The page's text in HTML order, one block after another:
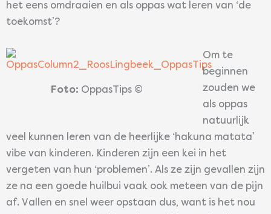
het eens omdraaien en als oppas wat leren van ‘de
toekomst’?
Foto: OppasTips ©
Om te
beginnen
zouden we
als oppas
natuurlijk
veel kunnen leren van de heerlijke ‘hakuna matata’
vibe van kinderen. Kinderen zijn een kei in het
vergeten van hun ‘problemen’. Als ze zijn gevallen zijn
ze na een goede huilbui vaak ook meteen van de pijn
af. Vallen en snel weer opstaan dus, want is het nou